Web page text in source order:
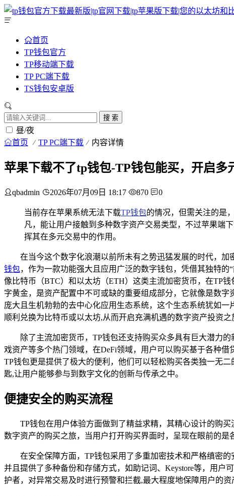
首页
TP钱包官方
TP移动端下载
TP PC端下载
TS钱包安卓版
搜 索
昼/夜
首页 TP PC端下载 内容详情
苹果下载不了tp钱包-TP钱包能买，开启多
qbadmin 2026年07月09日 18:17 870 0
当前存在苹果系统无法下载TP钱包的情况，但需关注的是
凡，能让用户接触到多种数字资产交易类型，不过苹果端
挥其在多元交易中的作用。
在当今这个数字化浪潮以前所未有之势迅猛发展的时代，加
钱包，作为一款功能强大且应用广泛的数字钱包，凭借其独特
像比特币（BTC）和以太坊（ETH）这类主流加密货币，在TP
字黄金，是资产配置中不可或缺的重要组成部分，它就像是数
庞大且生机勃勃的去中心化应用生态系统，这个生态系统犹如
顺利兑换为比特币或以太坊,从而开启充满机遇的数字资产投资之
除了主流加密货币，TP钱包还支持购买众多具有巨大潜力
戏资产等多个热门领域，在DeFi领域，用户可以购买基于各种
TP钱包更是提供了极大的便利，他们可以轻松购买各类独一无
匙,让用户能够参与到数字文化的创新与传承之中。
便捷安全的购买流程
TP钱包在用户体验方面做到了精益求精，其精心设计的购
数字资产的购买之旅，当用户打开购买界面时，呈现在眼前的
在安全保障方面，TP钱包采用了多重加密技术和严格缜密
并且提供了多种备份和存储方式，如助记词、Keystore等，用
护者，对异常交易及时进行预警和拦截,最大程度地保障用户的资